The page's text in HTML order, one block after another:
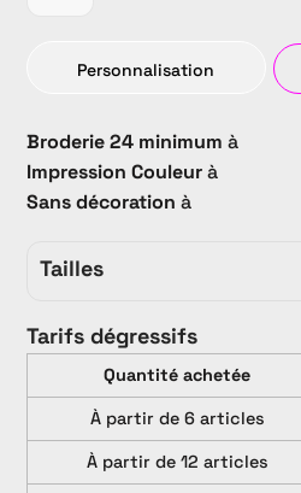
Personnalisation
Broderie 24 minimum à
Impression Couleurà
Sans décoration à
Tailles
Tarifs dégressifs
Quantité achetée
À partir de 6 articles
À partir de 12 articles